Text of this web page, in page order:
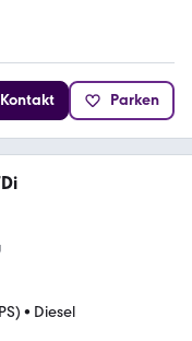
Kontakt Parken
• Diesel